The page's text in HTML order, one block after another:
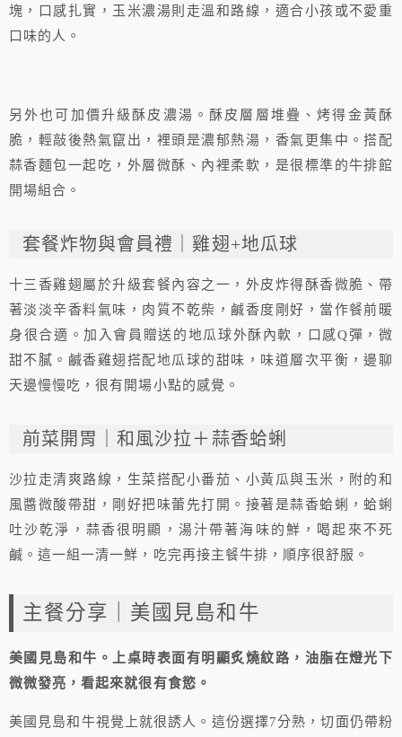
塊，口感扎實，玉米濃湯則走溫和路線，適合小孩或不愛重
口味的人。
另外也可加價升級酥皮濃湯。酥皮層層堆疊、烤得金黃酥
脆，輕敲後熱氣竄出，裡頭是濃郁熱湯，香氣更集中。搭配
蒜香麵包一起吃，外層微酥、內裡柔軟，是很標準的牛排館
開場組合。
套餐炸物與會員禮｜雞翅+地瓜球
十三香雞翅屬於升級套餐內容之一，外皮炸得酥香微脆、帶
著淡淡辛香料氣味，肉質不乾柴，鹹香度剛好，當作餐前暖
身很合適。加入會員贈送的地瓜球外酥內軟，口感Q彈，微
甜不膩。鹹香雞翅搭配地瓜球的甜味，味道層次平衡，邊聊
天邊慢慢吃，很有開場小點的感覺。
前菜開胃｜和風沙拉＋蒜香蛤蜊
沙拉走清爽路線，生菜搭配小番茄、小黃瓜與玉米，附的和
風醬微酸帶甜，剛好把味蕾先打開。接著是蒜香蛤蜊，蛤蜊
吐沙乾淨，蒜香很明顯，湯汁帶著海味的鮮，喝起來不死
鹹。這一組一清一鮮，吃完再接主餐牛排，順序很舒服。
主餐分享｜美國見島和牛
美國見島和牛。上桌時表面有明顯炙燒紋路，油脂在燈光下
微微發亮，看起來就很有食慾。
美國見島和牛視覺上就很誘人。這份選擇7分熟，切面仍帶粉